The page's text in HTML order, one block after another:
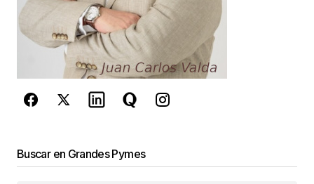
reCAPTCHA y la Política de
privacidady losTérminos del servicio
de Googlese aplican.
Enviar Comentario
Buscar en Grandes Pymes